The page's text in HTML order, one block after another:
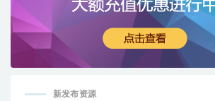
新发布资源